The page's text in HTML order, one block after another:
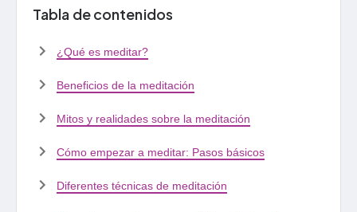
Tabla de contenidos
¿Qué es meditar?
Beneficios de la meditación
Mitos y realidades sobre la meditación
Cómo empezar a meditar: Pasos básicos
Diferentes técnicas de meditación